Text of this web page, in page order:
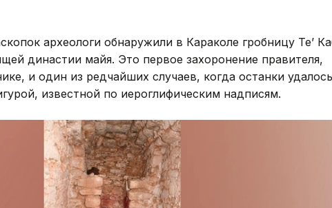
археологи обнаружили в Караколе гробницу Те’
династии майя. Это первое захоронение правителя,
и один из редчайших случаев, когда останки удалось
известной по иероглифическим надписям.